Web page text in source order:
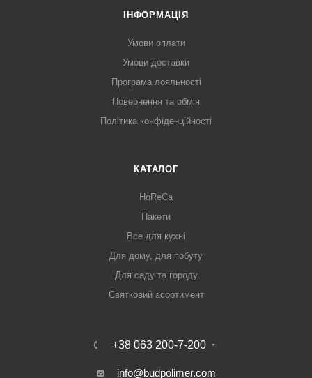
ІНФОРМАЦІЯ
Умови оплати
Умови доставки
Програма лояльності
Повернення та обмін
Політика конфіденційності
КАТАЛОГ
HoReCa
Пакети
Все для кухні
Для дому, для побуту
Для саду та городу
Святковий асортимент
+38 063 200-7-200
info@budpolimer.com